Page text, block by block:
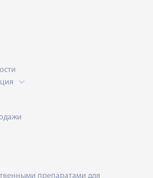
препаратами для